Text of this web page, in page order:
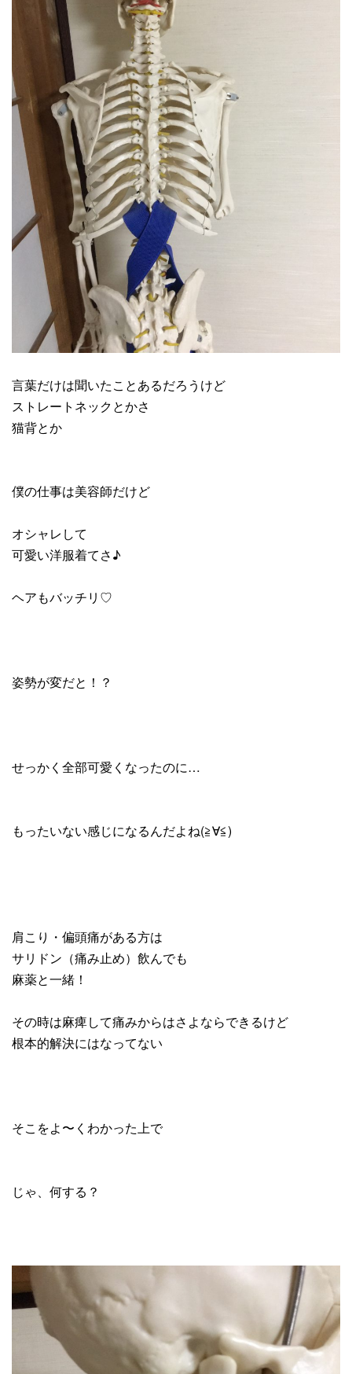
言葉だけは聞いたことあるだろうけど
ストレートネックとかさ
猫背とか
僕の仕事は美容師だけど
オシャレして
可愛い洋服着てさ♪
ヘアもバッチリ♡
姿勢が変だと！？
せっかく全部可愛くなったのに…
もったいない感じになるんだよね(≧∀≦)
肩こり・偏頭痛がある方は
サリドン（痛み止め）飲んでも
麻薬と一緒！
その時は麻痺して痛みからはさよならできるけど
根本的解決にはなってない
そこをよ〜くわかった上で
じゃ、何する？